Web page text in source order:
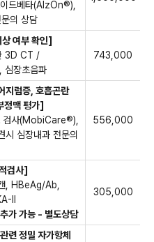
이드베타(AlzOn®),
의 상담
여부 확인]
3D CT /
심장초음파
743,000
지럼증, 호흡곤란
정맥 평가]
검사(MobiCare®),
시 심장내과 전문의
556,000
검사]
, HBeAg/Ab,
II
가 가능 - 별도상담
305,000
련 정밀 자가항체
계암, 대장암, 간암
암 종양표지자*35세이상
계암, 대장암, 간암
진찰, 액상자궁경부암 검사,
*35세이상
초음파
관 3D CT / 칼슘스코어링 CT
경화도 검사
정밀 혈액검사 5종
량 폐CT
내시경(CO2 통증완화 내시경)
코박터균 항체
포 활성도 검사
혈액도말검사
암세포검사
호르몬 검사
검사 (택1)
MRI (조영제 제외)
(조영제 제외)
경화도 검사
정밀 혈액검사 5종
량 폐CT
내시경(CO2 통증완화 내시경)
코박터균 항체
포 활성도 검사
혈액도말검사
암세포검사
단백뇨
초음파
초음파
검사(철, 총철결합능)
암 지표(ROMA)
두종바이러스(HPV검사)
예비능 검사